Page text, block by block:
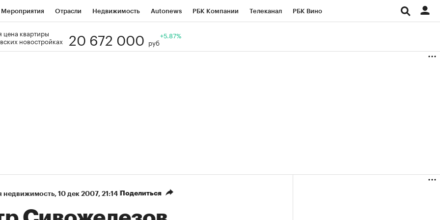
Мероприятия Отрасли Недвижимость Autonews РБК Компании Телеканал РБК Вино
Визионеры
цена квартиры
новостройках
20 672 000 руб
+5.87%
недвижимость⁠, 10 дек 2007, 21:14 Поделиться